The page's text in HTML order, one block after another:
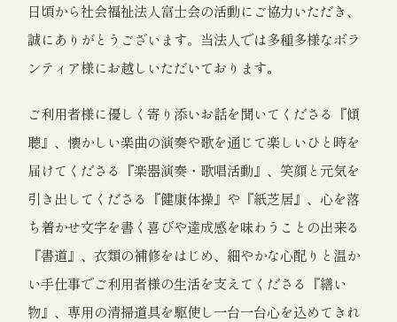
日頃から社会福祉法人富士会の活動にご協力いただき、
誠にありがとうございます。当法人では多種多様なボラ
ンティア様にお越しいただいております。
ご利用者様に優しく寄り添いお話を聞いてくださる『傾
聴』、懐かしい楽曲の演奏や歌を通じて楽しいひと時を
届けてくださる『楽器演奏・歌唱活動』、笑顔と元気を
引き出してくださる『健康体操』や『紙芝居』、心を落
ち着かせ文字を書く喜びや達成感を味わうことの出来る
『書道』、衣類の補修をはじめ、細やかな心配りと温か
い手仕事でご利用者様の生活を支えてくださる『繕い
物』、専用の清掃道具を駆使し一台一台心を込めてきれ